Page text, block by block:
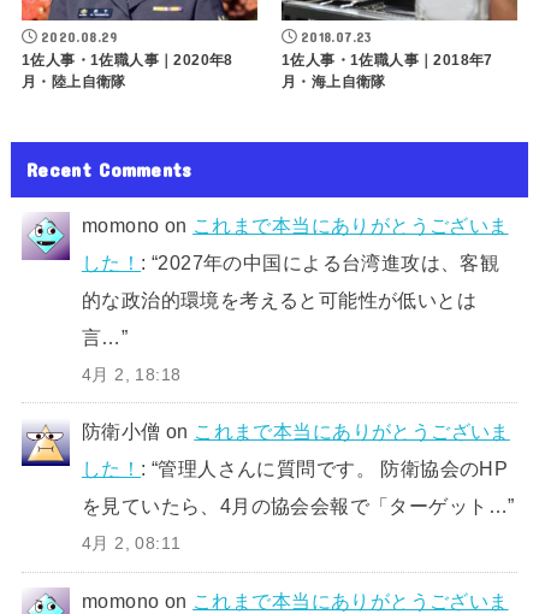
2020.08.29
1佐人事・1佐職人事｜2020年8
月・陸上自衛隊
2018.07.23
1佐人事・1佐職人事｜2018年7
月・海上自衛隊
Recent Comments
momono on これまで本当にありがとうございま
した！ : “2027年の中国による台湾進攻は、客観
的な政治的環境を考えると可能性が低いとは
言…”
4月 2, 18:18
防衛小僧 on これまで本当にありがとうございま
した！ : “管理人さんに質問です。 防衛協会のHP
を見ていたら、4月の協会会報で「ターゲット…”
4月 2, 08:11
momono on これまで本当にありがとうございま